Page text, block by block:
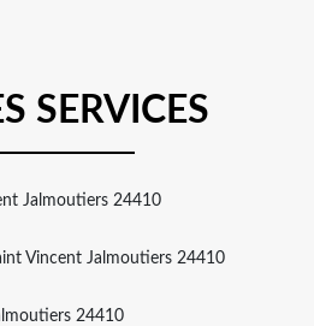
SERVICES
Jalmoutiers 24410
Vincent Jalmoutiers 24410
24410